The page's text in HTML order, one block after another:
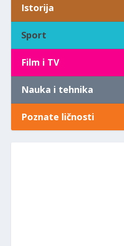
Istorija
Sport
Film i TV
Nauka i tehnika
Poznate ličnosti